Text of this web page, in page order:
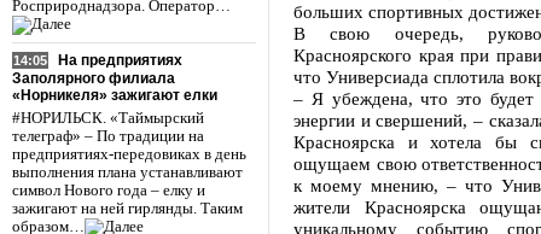
Росприроднадзора. Оператор…
14:05
На предприятиях
Заполярного филиала
«Норникеля» зажигают елки
#НОРИЛЬСК. «Таймырский
телеграф» – По традиции на
предприятиях-передовиках в день
выполнения плана устанавливают
символ Нового года – елку и
зажигают на ней гирлянды. Таким
образом…
больших спортивных
В свою очередь,
Красноярского края при
что Универсиада сплотила
– Я убеждена, что это будет
энергии и свершений, –
Красноярска и хотела бы
ощущаем свою
к моему мнению, – что
жители Красноярска
уникальному событию